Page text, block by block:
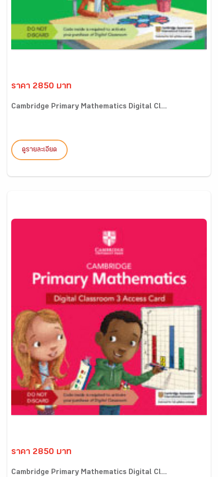
ราคา 2850 บาท
Cambridge Primary Mathematics Digital Cl...
ดูรายละเอียด
ราคา 2850 บาท
Cambridge Primary Mathematics Digital Cl...